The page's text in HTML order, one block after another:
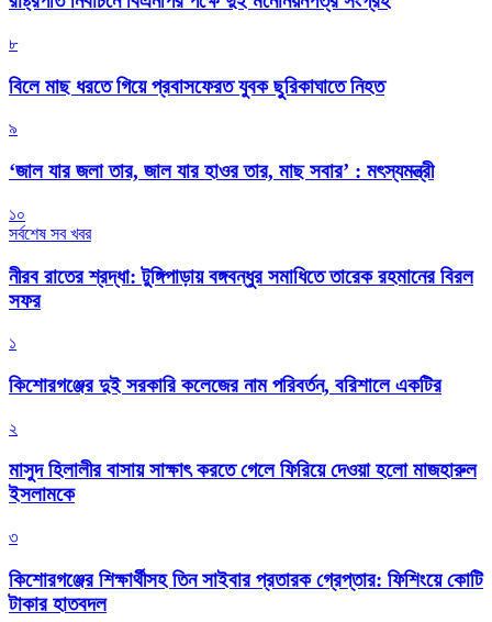
৮
বিলে মাছ ধরতে গিয়ে প্রবাসফেরত যুবক ছুরিকাঘাতে নিহত
৯
‘জাল যার জলা তার, জাল যার হাওর তার, মাছ সবার’ : মৎস্যমন্ত্রী
১০
সর্বশেষ সব খবর
নীরব রাতের শ্রদ্ধা: টুঙ্গিপাড়ায় বঙ্গবন্ধুর সমাধিতে তারেক রহমানের বিরল
সফর
১
কিশোরগঞ্জের দুই সরকারি কলেজের নাম পরিবর্তন, বরিশালে একটির
২
মাসুদ হিলালীর বাসায় সাক্ষাৎ করতে গেলে ফিরিয়ে দেওয়া হলো মাজহারুল
ইসলামকে
৩
কিশোরগঞ্জের শিক্ষার্থীসহ তিন সাইবার প্রতারক গ্রেপ্তার: ফিশিংয়ে কোটি
টাকার হাতবদল